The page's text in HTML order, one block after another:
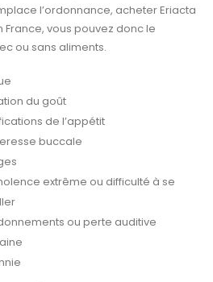
l’ordonnance, acheter Eriacta
France, vous pouvez donc le
ou sans aliments.
du goût
de l’appétit
buccale
extrême ou difficulté à se
ou perte auditive